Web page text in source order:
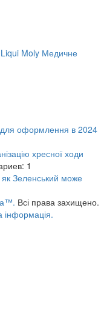
Liqui Moly Медичне
для оформлення в 2024
хресної ходи
1
Зеленський може
Всі права захищено.
інформація.